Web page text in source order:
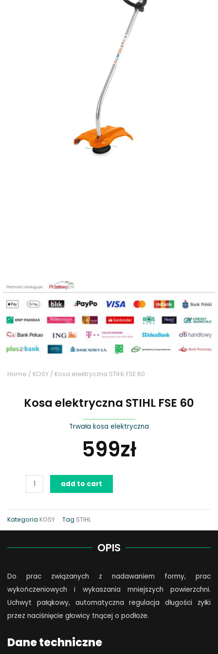
Home / KOSY / Kosa elektryczna STIHL FSE 60
Kosa elektryczna STIHL FSE 60
Trwała kosa elektryczna
599zł
elektryczna
add to cart
Kategoria KOSY Tag STIHL
OPIS
Do prac związanych z nadawaniem formy, prac
wykończeniowych i wykaszania mniejszych powierzchni.
Uchwyt pałąkowy, automatyczna regulacja długości żyłki
przez naciśnięcie głowicy tnącej o podłoże.
Dane techniczne